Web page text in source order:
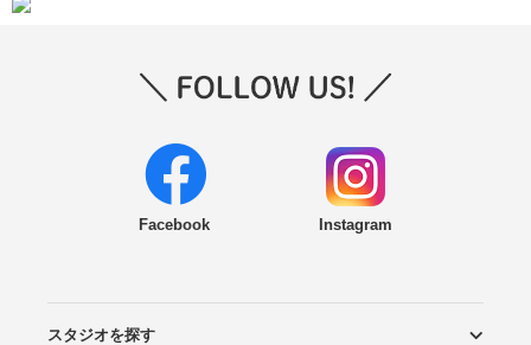
Facebook Instagram
スタジオを探す